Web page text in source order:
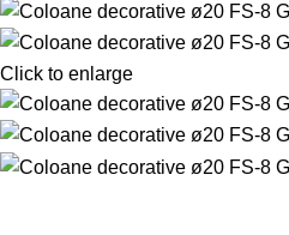
Click to enlarge